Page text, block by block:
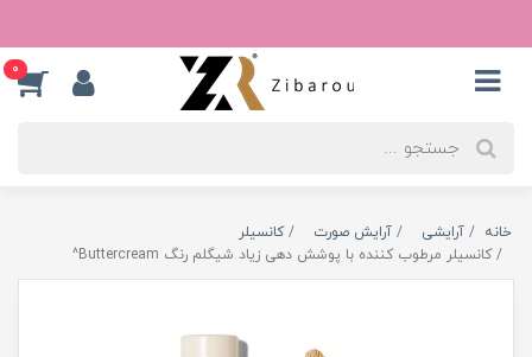
0
خانه آرایشی آرایش صورت
کانسیلر
کانسیلر مرطوب کننده با پوشش دهی زیاد شیگلم رنگ Buttercream^